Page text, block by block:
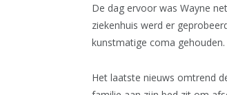
De dag ervoor was Wayne
ziekenhuis werd er
kunstmatige coma gehouden.
Het laatste nieuws omtrend